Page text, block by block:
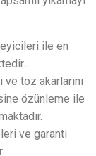
ile en
toz akarlarını
özünleme ile
ve garanti